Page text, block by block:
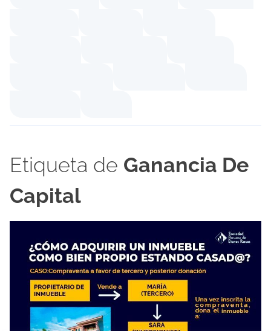
Etiqueta de Ganancia De
Capital